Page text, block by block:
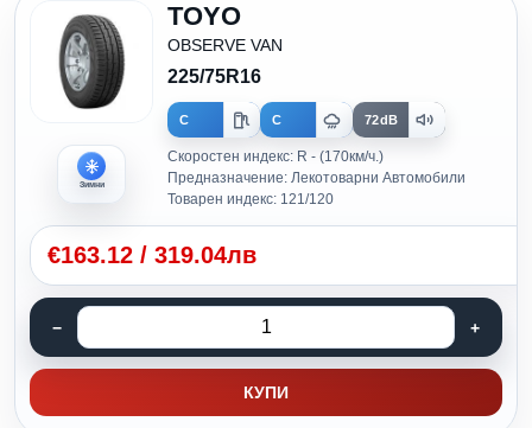
Зимни
TOYO
OBSERVE VAN
225/75R16
C C 72dB
Скоростен индекс: R - (170км/ч.)
Предназначение: Лекотоварни Автомобили
Товарен индекс: 121/120
€163.12 / 319.04лв
КУПИ